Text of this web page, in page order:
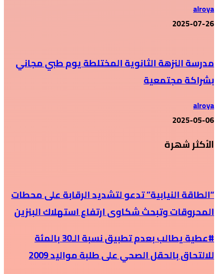
alroya
2025-07-26
مدرسة النزهة الثانوية المختلطة يوم طبي مجاني
بشراكة مجتمعية
alroya
2025-05-06
الأكثر شهرة
“الطاقة النيابية” تدعو لتشديد الرقابة على محطات
المحروقات وتبحث شكاوى ارتفاع استهلاك البنزين
#عطية يطالب بعدم تطبيق نسبة الـ30 بالمئة
للالتحاق بالحقل الصحي على طلبة مواليد 2009